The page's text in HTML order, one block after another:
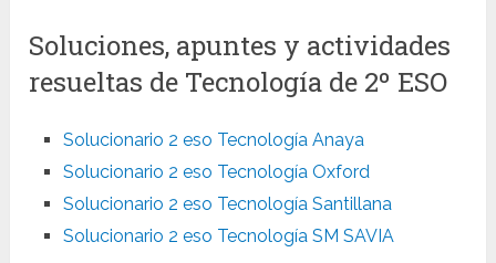
Soluciones, apuntes y actividades
resueltas de Tecnología de 2º ESO
Solucionario 2 eso Tecnología Anaya
Solucionario 2 eso Tecnología Oxford
Solucionario 2 eso Tecnología Santillana
Solucionario 2 eso Tecnología SM SAVIA